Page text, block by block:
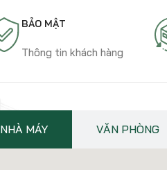
BẢO MẬT
Thông tin khách hàng
NHÀ MÁY VĂN PHÒNG